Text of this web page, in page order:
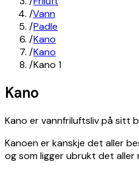
/Vann
/Padle
/Kano
/Kano
/Kano 1
Kano
Kano er vannfriluftsliv på sitt
Kanoen er kanskje det aller
og som ligger ubrukt det aller